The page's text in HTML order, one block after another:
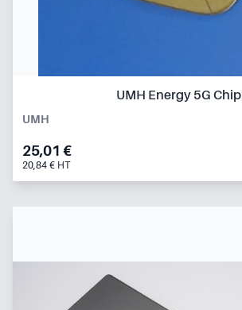
UMH Energy 5G Chip
UMH
25,01 €
20,84 € HT